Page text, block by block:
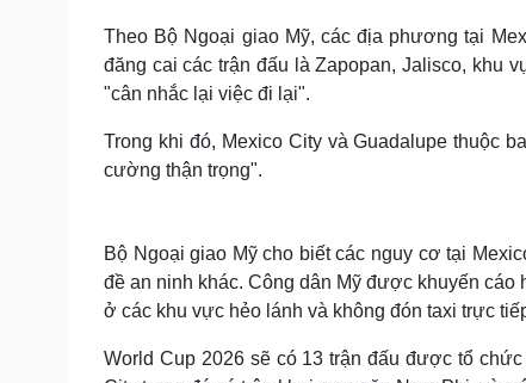
Theo Bộ Ngoại giao Mỹ, các địa phương tại
đăng cai các trận đấu là Zapopan, Jalisco, khu
"cân nhắc lại việc đi lại".
Trong khi đó, Mexico City và Guadalupe thuộc
cường thận trọng".
Bộ Ngoại giao Mỹ cho biết các nguy cơ tại
đề an ninh khác. Công dân Mỹ được khuyến cáo
ở các khu vực hẻo lánh và không đón taxi trực
World Cup 2026 sẽ có 13 trận đấu được tổ